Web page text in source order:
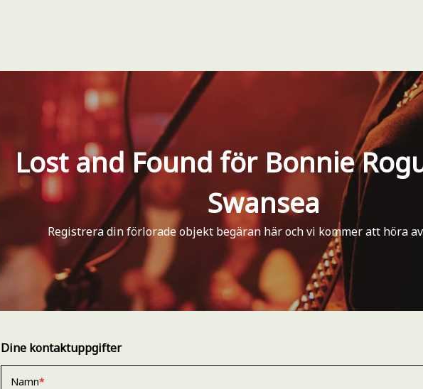
Lost and Found för Bonnie
Swansea
Registrera din förlorade objekt begäran här och vi kommer att höra
Dine kontaktuppgifter
Namn